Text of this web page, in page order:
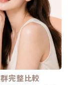
對因為熬夜、壓力
，精準破壞皮脂腺
衝光、某些淨膚雷
。AviClear 的
適用於 Fitzpatrick
。AviClear 戰痘雷
有一些疑問。我們
雷射會痛嗎？需要敷
怕痛的人有福了！
探頭在雷射擊發的
會感覺到探頭冰冰
相較於傳統雷射或
的不斷進步，針對
潔：海菲秀
的負壓水渦流技
脂，同時導入高濃
痛不敢打雷射、想作
膚立刻感受到「會呼
立刻變得細緻，且
：皮秒雷射
在於加上了「蜂巢透
雷射光束匯聚，在真
進行微小的破壞，
新生，進而把毛孔
長期累積的影響日
。二、基因與體質
時就出現。三、荷爾
色素活躍，例如熟
、過度刺激後，都
的「深度」「密度」
簡單。只要能量不
期延長、色素反應，
除斑療程才會讓人覺
鍵就在於是否能更精
麼是 Reepot AI時
以 532 nm 綠光為
完整比較